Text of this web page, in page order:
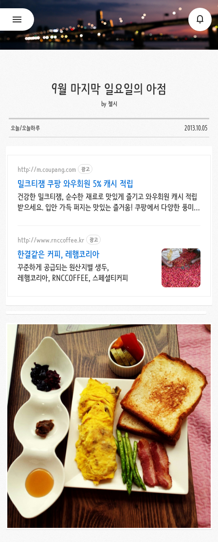
9월 마지막 일요일의 아점
by 첼시
오늘/오늘하루 2013.10.05
http://m.coupang.com 광고
밀크티잼 쿠팡 와우회원 5% 캐시 적립
건강한 밀크티잼, 순수한 재료로 맛있게 즐기고 와우회원 캐시 적립
받으세요. 입안 가득 퍼지는 맛있는 즐거움! 쿠팡에서 다양한 풍미의
http://www.rnccoffee.kr 광고
한결같은 커피, 레햄코리아
꾸준하게 공급되는 원산지별 생두,
레햄코리아, RNCCOFFEE, 스페셜티커피